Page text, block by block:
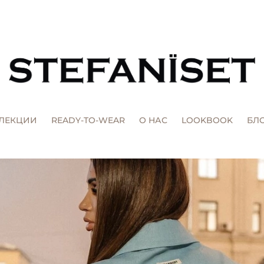
READY-TO-WEAR О НАС LOOKBOOK